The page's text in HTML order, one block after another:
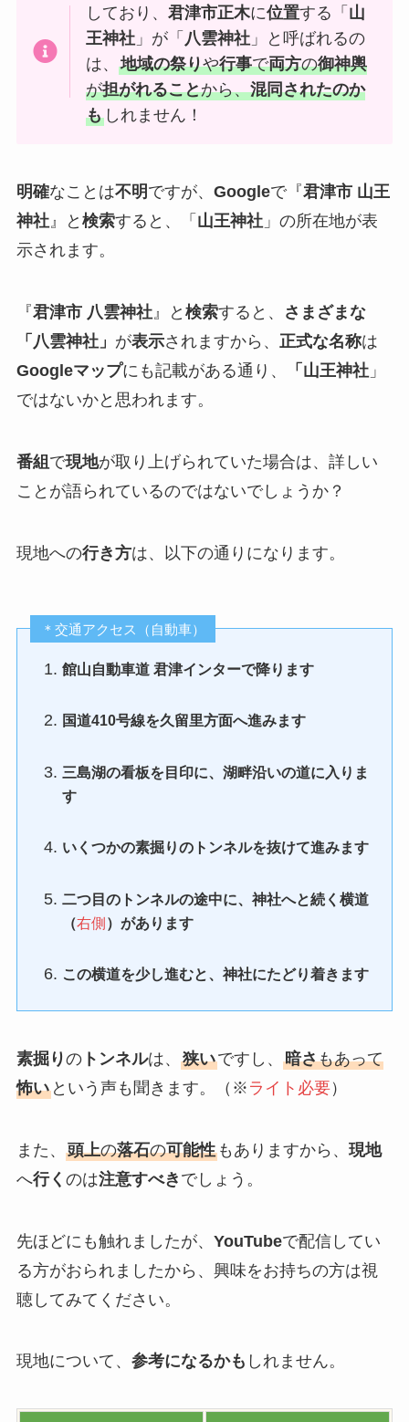
しており、君津市正木に位置する「 山
王神社 」が「 八雲神社 」と呼ばれるの
は、地域の祭りや行事で両方の御神輿
が担がれることから、混同されたのか
も しれません！
明確なことは不明 ですが、 Googleで『君津市 山王
神社』と 検索すると、「 山王神社」の所在地が表
示されます。
『君津市 八雲神社』と 検索すると、
さまざまな
「八雲神社」 が表示されますから、 正式な名称は
Googleマップにも記載がある通り、 「山王神社」
ではないかと思われます。
番組 で現地が取り上げられていた場合は、詳しい
ことが語られているのではないでしょうか？
現地への行き方は、以下の通りになります。
＊交通アクセス（自動車）
館山自動車道 君津インターで降ります
国道410号線を久留里方面へ進みます
三島湖の看板を目印に、湖畔沿いの道に入りま
す
いくつかの素掘りのトンネルを抜けて進みます
二つ目のトンネルの途中に、神社へと続く横道
（右側）があります
この横道を少し進むと、神社にたどり着きます
素掘りのトンネルは、 狭いですし、 暗さもあって
怖いという声も聞きます。（※ ライト必要）
また、 頭上の落石の可能性もありますから、 現地
へ行く のは注意すべき でしょう。
先ほどにも触れましたが、 YouTubeで配信してい
る方がおられましたから、興味をお持ちの方は視
聴してみてください。
現地について、 参考になるかも しれません。